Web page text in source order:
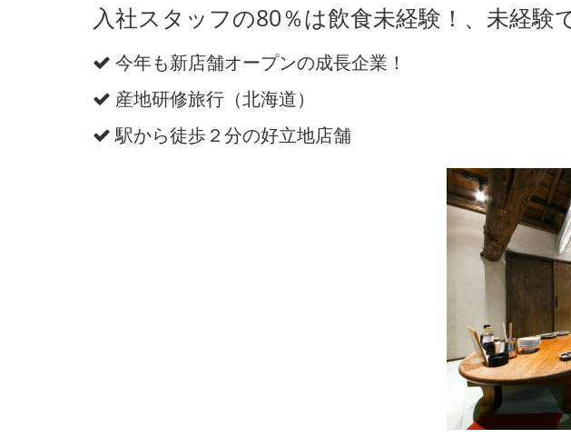
入社スタッフの80％は飲食未経験！、未経
今年も新店舗オープンの成長企業！
産地研修旅行（北海道）
駅から徒歩２分の好立地店舗